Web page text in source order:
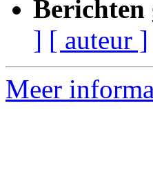
Berichten
] [ auteur ]
Meer